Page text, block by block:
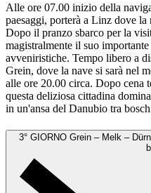
Alle ore 07.00 inizio della
paesaggi, porterà a Linz dove
Dopo il pranzo sbarco per la
magistralmente il suo
avveniristiche. Tempo libero a
Grein, dove la nave si sarà nel
alle ore 20.00 circa. Dopo cena
questa deliziosa cittadina
in un'ansa del Danubio tra
3° GIORNO Grein – Melk –